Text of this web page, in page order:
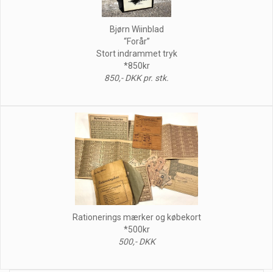
Bjørn Wiinblad
“Forår”
Stort indrammet tryk
*850kr
850,- DKK pr. stk.
Rationerings mærker og købekort
*500kr
500,- DKK